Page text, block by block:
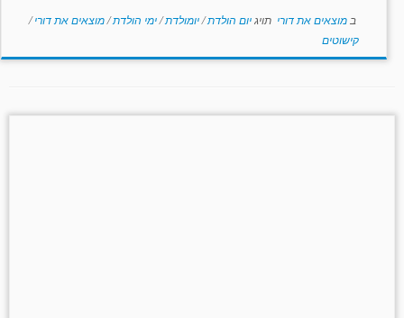
ב מוצאים את דורי תויגיום הולדת/יומולדת/ימי הולדת/מוצאים את דורי/
קישוטים